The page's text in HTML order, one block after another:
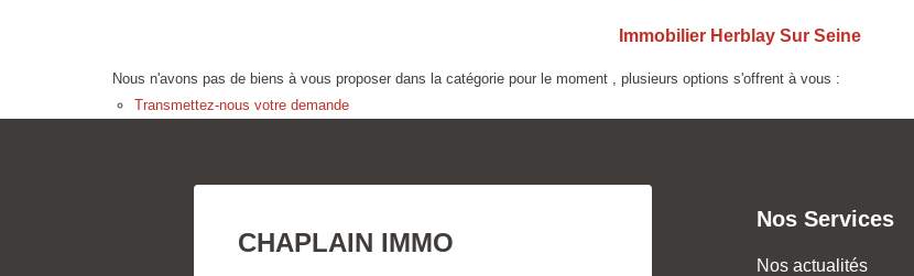
Immobilier Herblay Sur Seine
Nous n'avons pas de biens à vous proposer dans la catégorie pour le moment , plusieurs options s'offrent à vous :
Transmettez-nous votre demande
CHAPLAIN IMMO
Nos Services
Nos actualités